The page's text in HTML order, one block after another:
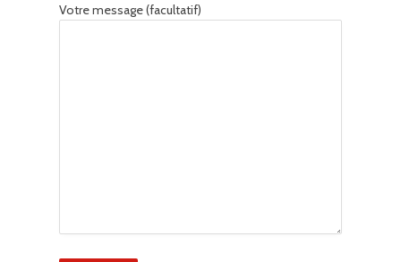
Votre message (facultatif)